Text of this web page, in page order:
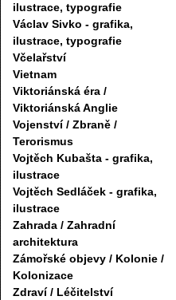
ilustrace, typografie
Václav Sivko - grafika,
ilustrace, typografie
Včelařství
Vietnam
Viktoriánská éra /
Viktoriánská Anglie
Vojenství / Zbraně /
Terorismus
Vojtěch Kubašta - grafika,
ilustrace
Vojtěch Sedláček - grafika,
ilustrace
Zahrada / Zahradní
architektura
Zámořské objevy / Kolonie /
Kolonizace
Zdraví / Léčitelství